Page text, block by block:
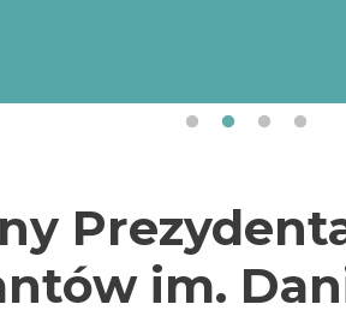
finansowany przez Narodową
im.